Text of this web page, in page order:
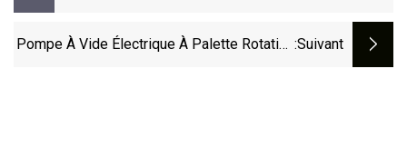
Compresseur
Pompe À Vide Électrique À Palette Rotative :suivant